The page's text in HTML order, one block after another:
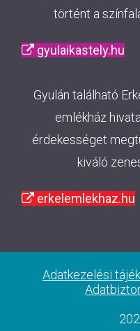
történt a
gyulaikastely.hu
Gyulán található
emlékház
érdekességet
kiváló
erkelemlekhaz.hu
Adatkezelési